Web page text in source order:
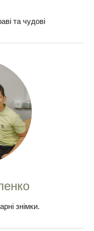
та чудові
знімки.